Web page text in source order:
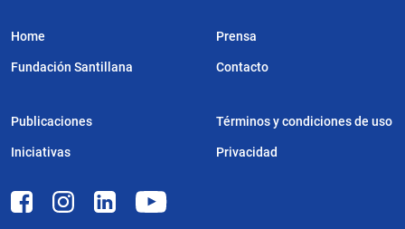
Home
Fundación Santillana
Publicaciones
Iniciativas
Prensa
Contacto
Términos y condiciones de uso
Privacidad